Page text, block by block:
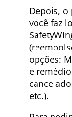
Depois, o
você faz
opções:
e
etc.).